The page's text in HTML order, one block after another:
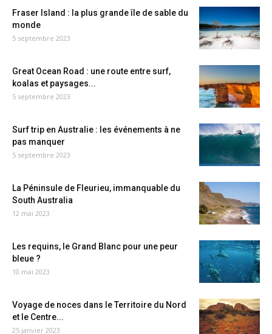
Fraser Island : la plus grande île de sable du
monde
5 septembre 2023
Great Ocean Road : une route entre surf,
koalas et paysages...
5 septembre 2023
Surf trip en Australie : les événements à ne
pas manquer
5 septembre 2023
La Péninsule de Fleurieu, immanquable du
South Australia
12 mai 2023
Les requins, le Grand Blanc pour une peur
bleue ?
10 mai 2023
Voyage de noces dans le Territoire du Nord
et le Centre...
25 janvier 2023